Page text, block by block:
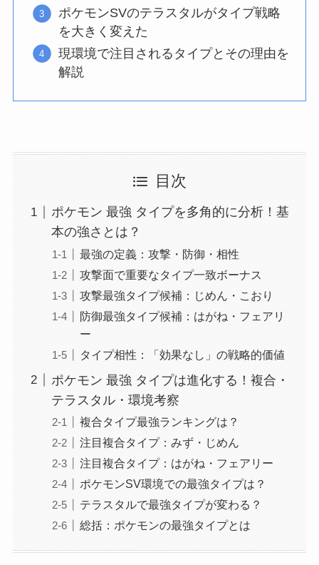
ポケモンSVのテラスタルがタイプ戦略
を大きく変えた
現環境で注目されるタイプとその理由を
解説
目次
ポケモン 最強 タイプを多角的に分析！基
本の強さとは？
最強の定義：攻撃・防御・相性
攻撃面で重要なタイプ一致ボーナス
攻撃最強タイプ候補：じめん・こおり
防御最強タイプ候補：はがね・フェアリ
ー
タイプ相性：「効果なし」の戦略的価値
ポケモン 最強 タイプは進化する！複合・
テラスタル・環境考察
複合タイプ最強ランキングは？
注目複合タイプ：みず・じめん
注目複合タイプ：はがね・フェアリー
ポケモンSV環境での最強タイプは？
テラスタルで最強タイプが変わる？
総括：ポケモンの最強タイプとは